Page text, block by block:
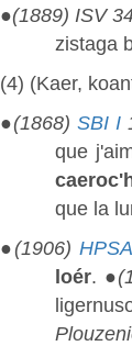
●(1889) ISV
zistaga
(4) (Kaer,
●(1868)SBI I
que
que la
●(1906) HPSA
loér. ●